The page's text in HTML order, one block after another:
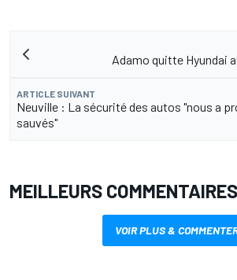
Adamo quitte Hyundai
ARTICLE SUIVANT
Neuville : La sécurité des autos "nous a
sauvés"
MEILLEURS COMMENTAIRES
VOIR PLUS &